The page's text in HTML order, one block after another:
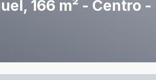
166 m² - Centro -